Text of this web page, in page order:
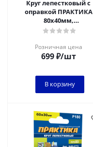
Круг лепестковый с
оправкой ПРАКТИКА
80х40мм,
комбинированный,
Профи
Розничная цена
699₽/шт
В корзину